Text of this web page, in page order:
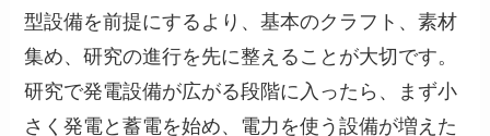
型設備を前提にするより、基本のクラフト、素材
集め、研究の進行を先に整えることが大切です。
研究で発電設備が広がる段階に入ったら、まず小
さく発電と蓄電を始め、電力を使う設備が増えた